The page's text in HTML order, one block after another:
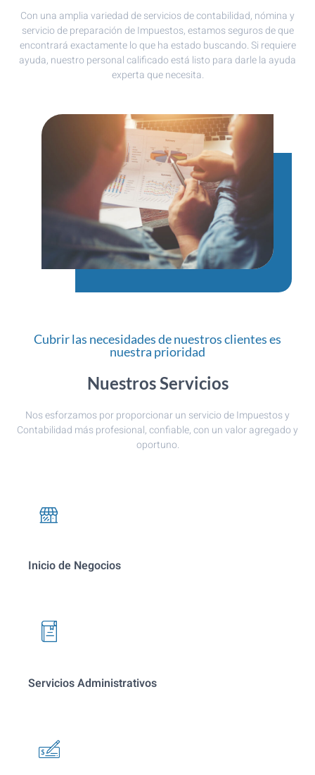
Con una amplia variedad de servicios de contabilidad, nómina y
servicio de preparación de Impuestos, estamos seguros de que
encontrará exactamente lo que ha estado buscando. Si requiere
ayuda, nuestro personal calificado está listo para darle la ayuda
experta que necesita.
Cubrir las necesidades de nuestros clientes es
nuestra prioridad
Nuestros Servicios
Nos esforzamos por proporcionar un servicio de Impuestos y
Contabilidad más profesional, confiable, con un valor agregado y
oportuno.
Inicio de Negocios
Servicios Administrativos